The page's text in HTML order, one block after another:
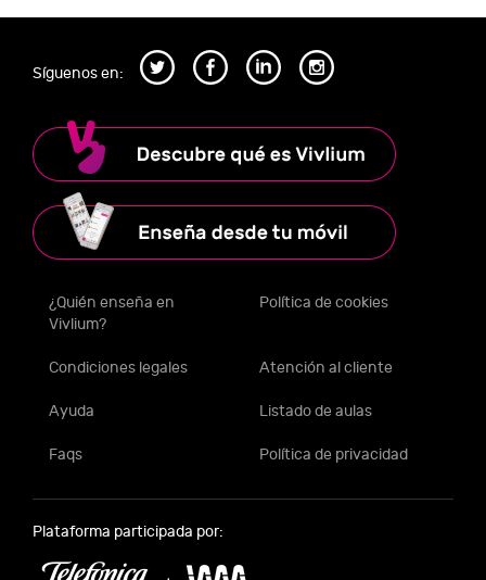
Síguenos en:
¿Quién enseña en
Vivlium?
Política de cookies
Condiciones legales Atención al cliente
Ayuda Listado de aulas
Faqs Política de privacidad
Plataforma participada por: